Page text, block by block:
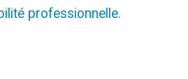
professionnelle.